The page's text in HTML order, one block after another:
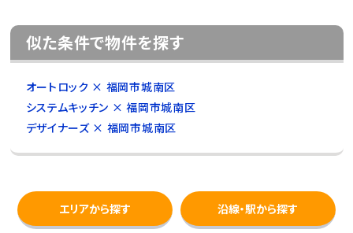
似た条件で物件を探す
オートロック × 福岡市城南区
システムキッチン × 福岡市城南区
デザイナーズ × 福岡市城南区
エリアから探す 沿線・駅から探す